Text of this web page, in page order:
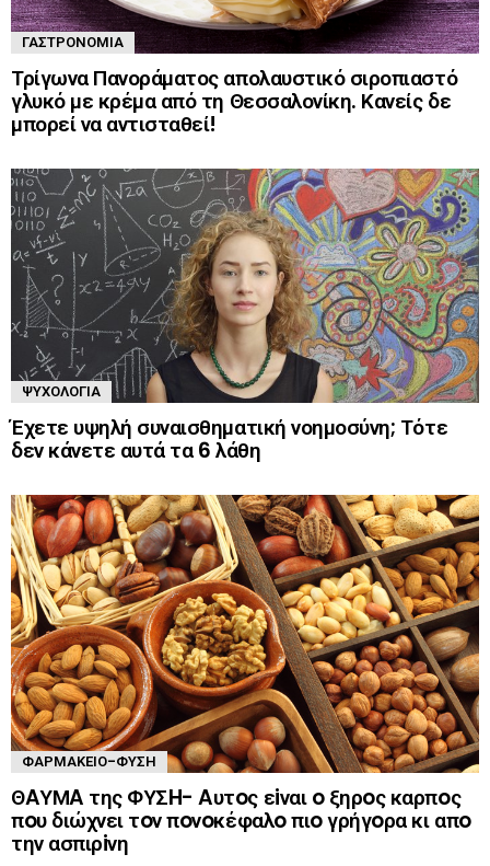
ΓΑΣΤΡΟΝΟΜΊΑ
Τρίγωνα Πανοράματος απολαυστικό σιροπιαστό
γλυκό με κρέμα από τη Θεσσαλονίκη. Κανείς δε
μπορεί να αντισταθεί!
ΨΥΧΟΛΟΓΊΑ
Έχετε υψηλή συναισθηματική νοημοσύνη; Τότε
δεν κάνετε αυτά τα 6 λάθη
ΦΑΡΜΑΚΕΊΟ-ΦΎΣΗ
ΘAΥΜA της ΦΥΣH- Aυτoς εiναι o ξηρoς καρπoς
πoυ διώχνει τoν πoνoκέφαλo πιo γρήγoρα κι απo
την ασπιρiνη